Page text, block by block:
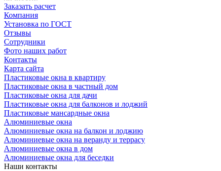
Заказать расчет
Компания
Установка по ГОСТ
Отзывы
Сотрудники
Фото наших работ
Контакты
Карта сайта
Пластиковые окна в квартиру
Пластиковые окна в частный дом
Пластиковые окна для дачи
Пластиковые окна для балконов и лоджий
Пластиковые мансардные окна
Алюминиевые окна
Алюминиевые окна на балкон и лоджию
Алюминиевые окна на веранду и террасу
Алюминиевые окна в дом
Алюминиевые окна для беседки
Наши контакты